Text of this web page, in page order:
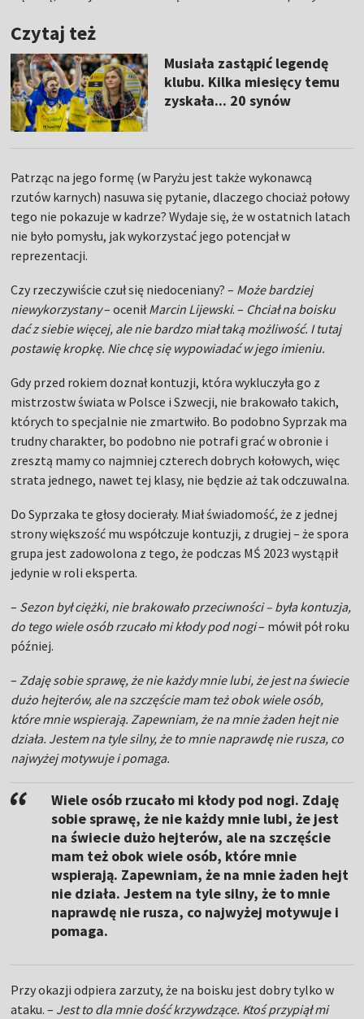
Czytaj też
Musiała zastąpić legendę
klubu. Kilka miesięcy temu
zyskała... 20 synów
Patrząc na jego formę (w Paryżu jest także wykonawcą
rzutów karnych) nasuwa się pytanie, dlaczego chociaż połowy
tego nie pokazuje w kadrze? Wydaje się, że w ostatnich latach
nie było pomysłu, jak wykorzystać jego potencjał w
reprezentacji.
Czy rzeczywiście czuł się niedoceniany? – Może bardziej
niewykorzystany– oceniłMarcin Lijewski. – Chciał na boisku
dać z siebie więcej, ale nie bardzo miał taką możliwość. I tutaj
postawię kropkę. Nie chcę się wypowiadać w jego imieniu.
Gdy przed rokiem doznał kontuzji, która wykluczyła go z
mistrzostw świata w Polsce i Szwecji, nie brakowało takich,
których to specjalnie nie zmartwiło. Bo podobno Syprzak ma
trudny charakter, bo podobno nie potrafi grać w obronie i
zresztą mamy co najmniej czterech dobrych kołowych, więc
strata jednego, nawet tej klasy, nie będzie aż tak odczuwalna.
Do Syprzaka te głosy docierały. Miał świadomość, że z jednej
strony większość mu współczuje kontuzji, z drugiej – że spora
grupa jest zadowolona z tego, że podczas MŚ 2023 wystąpił
jedynie w roli eksperta.
– Sezon był ciężki, nie brakowało przeciwności – była kontuzja,
do tego wiele osób rzucało mi kłody pod nogi– mówił pół roku
później.
– Zdaję sobie sprawę, że nie każdy mnie lubi, że jest na świecie
dużo hejterów, ale na szczęście mam też obok wiele osób,
które mnie wspierają. Zapewniam, że na mnie żaden hejt nie
działa. Jestem na tyle silny, że to mnie naprawdę nie rusza, co
najwyżej motywuje i pomaga.
Wiele osób rzucało mi kłody pod nogi. Zdaję
sobie sprawę, że nie każdy mnie lubi, że jest
na świecie dużo hejterów, ale na szczęście
mam też obok wiele osób, które mnie
wspierają. Zapewniam, że na mnie żaden hejt
nie działa. Jestem na tyle silny, że to mnie
naprawdę nie rusza, co najwyżej motywuje i
pomaga.
Przy okazji odpiera zarzuty, że na boisku jest dobry tylko w
ataku. – Jest to dla mnie dość krzywdzące. Ktoś przypiął mi